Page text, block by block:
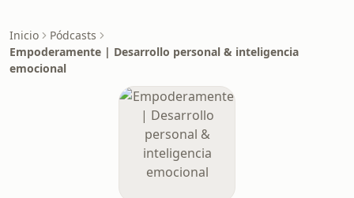
Inicio
Pódcasts
Empoderamente | Desarrollo personal & inteligencia
emocional